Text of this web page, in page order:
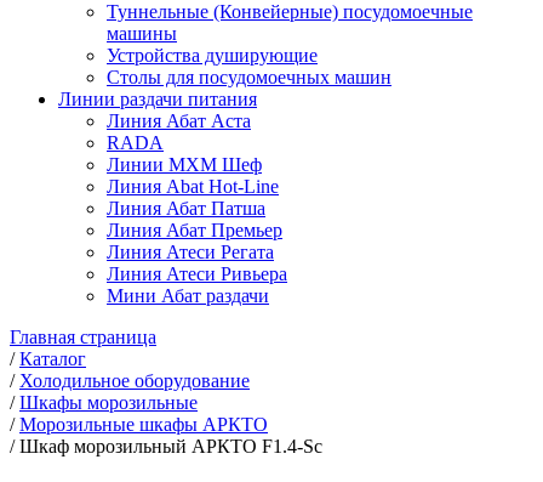
Туннельные (Конвейерные) посудомоечные
машины
Устройства душирующие
Столы для посудомоечных машин
Линии раздачи питания
Линия Абат Аста
RADA
Линии МХМ Шеф
Линия Abat Hot-Line
Линия Абат Патша
Линия Абат Премьер
Линия Атеси Регата
Линия Атеси Ривьера
Мини Абат раздачи
Главная страница
/Каталог
/ Холодильное оборудование
/Шкафы морозильные
/Морозильные шкафы АРКТО
/Шкаф морозильный АРКТО F1.4-Sc